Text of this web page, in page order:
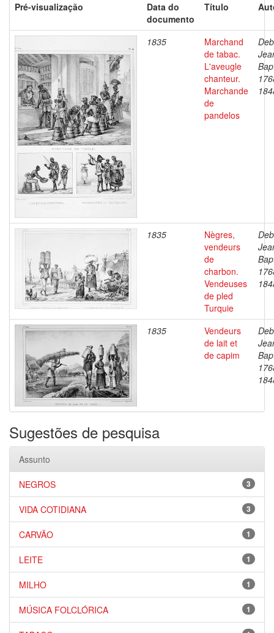
Pré-visualização
Data do
documento
Título
1835
Marchand
de tabac.
L'aveugle
chanteur.
Marchande
de
pandelos
1835
Nègres,
vendeurs
de
charbon.
Vendeuses
de pled
Turquie
1835
Vendeurs
de lait et
de capim
Sugestões de pesquisa
Assunto
3
NEGROS
3
VIDA COTIDIANA
1
CARVÃO
1
LEITE
1
MILHO
1
MÚSICA FOLCLÓRICA